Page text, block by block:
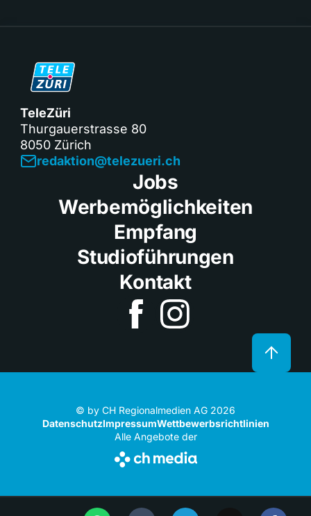
TeleZüri
Thurgauerstrasse 80
8050 Zürich
redaktion@telezueri.ch
Jobs
Werbemöglichkeiten
Empfang
Studioführungen
Kontakt
© by CH Regionalmedien AG 2026
DatenschutzImpressumWettbewerbsrichtlinien
Alle Angebote der